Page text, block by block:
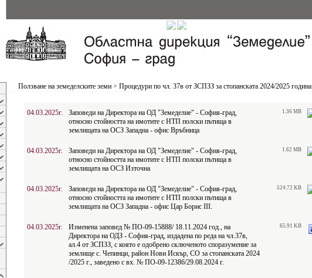
Ползване на земеделските земи > Процедури по чл. 37в от ЗСПЗЗ за стопанската 2024/2025 година
04.03.2025г.
Заповеди на Директора на ОД "Земеделие" - София-град,
относно стойността на имотите с НТП полски пътища в
землищата на ОСЗ Западна - офис Връбница
1.36 MB
04.03.2025г.
Заповеди на Директора на ОД "Земеделие" - София-град,
относно стойността на имотите с НТП полски пътища в
землищата на ОСЗ Източна
1.62 MB
04.03.2025г.
Заповеди на Директора на ОД "Земеделие" - София-град,
относно стойността на имотите с НТП полски пътища в
землищата на ОСЗ Западна - офис Цар Борис III.
524.72 KB
04.03.2025г.
Изменена заповед № ПО-09-15888/ 18.11.2024 год., на
Директора на ОДЗ - София-град, издадена по реда на чл.37в,
ал.4 от ЗСПЗЗ, с която е одобрено сключеното споразумение за
землище с. Чепинци, район Нови Искър, СО за стопанската 2024
/2025 г., заведено с вх. № ПО-09-12386/29.08.2024 г.
65.91 KB